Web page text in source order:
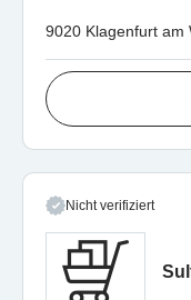
9020 Klagenfurt am
Nicht verifiziert